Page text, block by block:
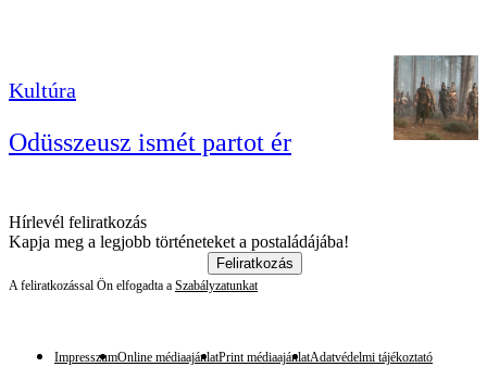
Kultúra
Odüsszeusz ismét partot ér
Hírlevél feliratkozás
Kapja meg a legjobb történeteket a postaládájába!
Feliratkozás
A feliratkozással Ön elfogadta a Szabályzatunkat
ImpresszumOnline médiaajánlatPrint médiaajánlatAdatvédelmi tájékoztató